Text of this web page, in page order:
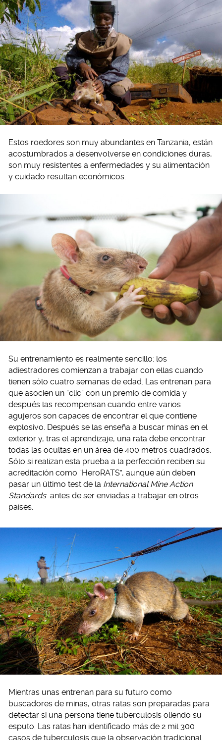
Estos roedores son muy abundantes en Tanzania, están
acostumbrados a desenvolverse en condiciones duras,
son muy resistentes a enfermedades y su alimentación
y cuidado resultan económicos.
Su entrenamiento es realmente sencillo: los
adiestradores comienzan a trabajar con ellas cuando
tienen sólo cuatro semanas de edad. Las entrenan para
que asocien un “clic” con un premio de comida y
después las recompensan cuando entre varios
agujeros son capaces de encontrar el que contiene
explosivo. Después se las enseña a buscar minas en el
exterior y, tras el aprendizaje, una rata debe encontrar
todas las ocultas en un área de 400 metros cuadrados.
Sólo si realizan esta prueba a la perfección reciben su
acreditación como “HeroRATS”, aunque aún deben
pasar un último test de la International Mine Action
Standards antes de ser enviadas a trabajar en otros
países.
Mientras unas entrenan para su futuro como
buscadores de minas, otras ratas son preparadas para
detectar si una persona tiene tuberculosis oliendo su
esputo. Las ratas han identificado más de 2 mil 300
casos de tuberculosis que la observación tradicional